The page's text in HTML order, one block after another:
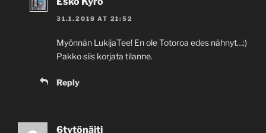
31.1.2018 AT 21:52
Myönnän LukijaTee! En ole Totoroa edes nähnyt…:)
Pakko siis korjata tilanne.
Reply
6tytönäiti